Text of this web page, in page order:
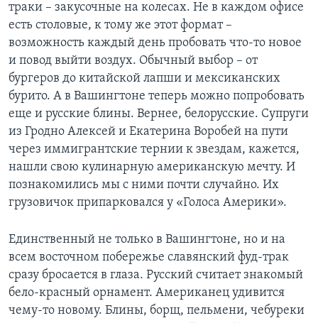
траки – закусочные на колесах. Не в каждом офисе
есть столовые, к тому же этот формат –
возможность каждый день пробовать что-то новое
и повод выйти воздух. Обычный выбор – от
бургеров до китайской лапши и мексиканских
бурито. А в Вашингтоне теперь можно попробовать
еще и русские блины. Вернее, белорусские. Супруги
из Гродно Алексей и Екатерина Воробей на пути
через иммигрантские тернии к звездам, кажется,
нашли свою кулинарную американскую мечту. И
познакомились мы с ними почти случайно. Их
грузовичок припарковался у «Голоса Америки».
Единственный не только в Вашингтоне, но и на
всем восточном побережье славянский фуд-трак
сразу бросается в глаза. Русский считает знакомый
бело-красный орнамент. Американец удивится
чему-то новому. Блины, борщ, пельмени, чебуреки